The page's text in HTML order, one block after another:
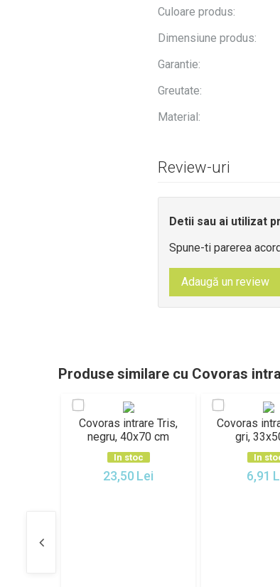
Culoare produs:
Dimensiune produs:
Garantie:
Greutate:
Material:
Review-uri
Detii sau ai utilizat
Spune-ti parerea
Adaugă un review
Produse similare cu Covoras
intrare Tris,
Covoras intrare Zerb,
gri, 33x50 cm